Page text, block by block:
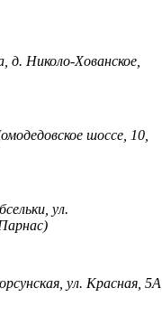
д. Николо-Хованское,
шоссе, 10,
ул.
ул. Красная, 5А